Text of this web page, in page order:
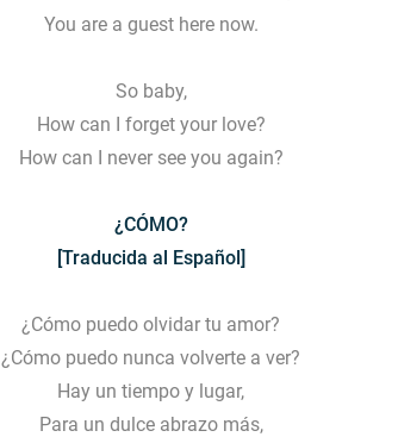
You are a guest here now.
So baby,
How can I forget your love?
How can I never see you again?
¿CÓMO?
[Traducida al Español]
¿Cómo puedo olvidar tu amor?
¿Cómo puedo nunca volverte a ver?
Hay un tiempo y lugar,
Para un dulce abrazo más,